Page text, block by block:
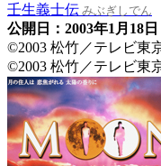
壬生義士伝 みぶぎしでん
公開日：2003年1月18日
©2003 松竹／テレビ東
©2003 松竹／テレビ東